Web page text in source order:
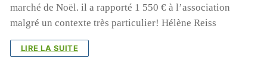
marché de Noël. il a rapporté 1 550 € à l’association
malgré un contexte très particulier! Hélène Reiss
LIRE LA SUITE
Vous pouvez aussi envoyer un chèque à l’ordre de Terre
des Enfants, chez Mme Poulet, 165 rue Jean Monnet,
30310 VERGEZE